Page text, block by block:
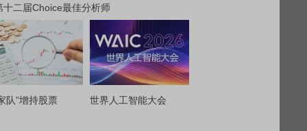
十二届Choice最佳分析师
队”增持股票 世界人工智能大会